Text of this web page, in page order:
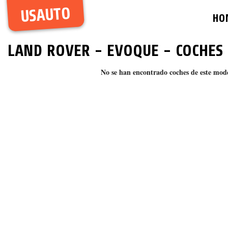
USAUTO
LAND ROVER - EVOQUE -
No se han encontrado coches de este